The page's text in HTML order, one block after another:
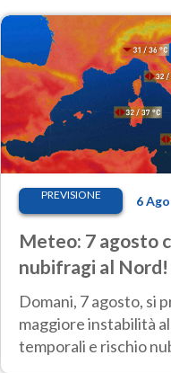
PREVISIONE 6
Meteo: 7 agosto
nubifragi al
Sud caldo estremo
Domani, 7 agosto, si
maggiore instabilità
temporali e rischio